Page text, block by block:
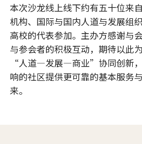
本次沙龙线上线下约有五十位来
机构、国际与国内人道与发展组
高校的代表参加。主办方感谢与
与参会者的积极互动，期待以此
“人道—发展—商业”协同创新
响的社区提供更可靠的基本服务
来。